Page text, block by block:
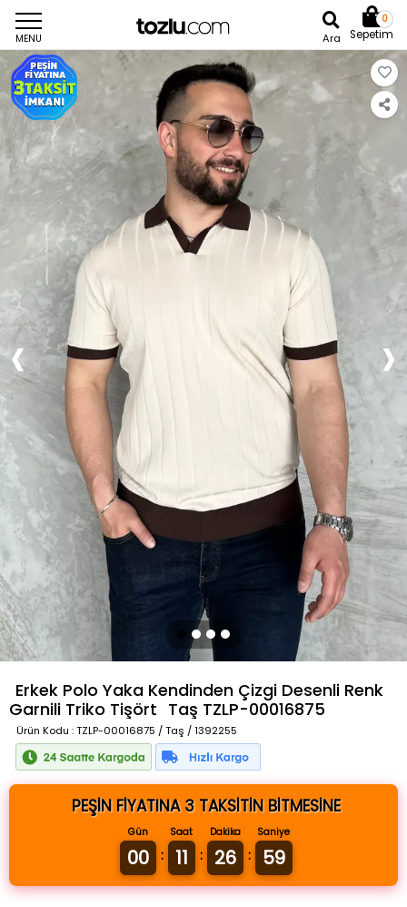
MENU Ara
0
Sepetim
Erkek Polo Yaka Kendinden Çizgi Desenli Renk
Garnili Triko Tişört Taş TZLP-00016875
Ürün Kodu : TZLP-00016875 / Taş / 1392255
PEŞİN FİYATINA 3 TAKSİTİN BİTMESİNE
Gün
00 :
Saat
11 :
Dakika
26 :
Saniye
58